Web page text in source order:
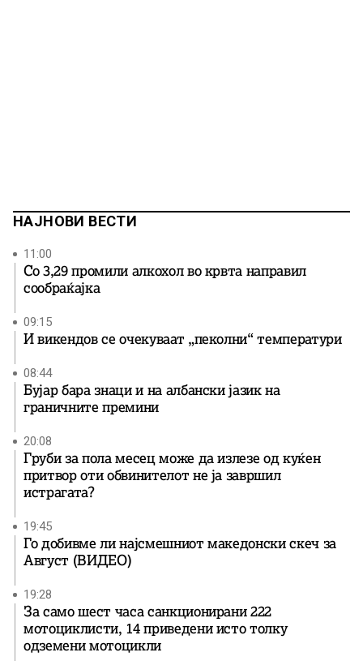
НАЈНОВИ ВЕСТИ
11:00
Со 3,29 промили алкохол во крвта направил
сообраќајка
09:15
И викендов се очекуваат „пеколни“ температури
08:44
Бујар бара знаци и на албански јазик на
граничните премини
20:08
Груби за пола месец може да излезе од куќен
притвор оти обвинителот не ја завршил
истрагата?
19:45
Го добивме ли најсмешниот македонски скеч за
Август (ВИДЕО)
19:28
За само шест часа санкционирани 222
мотоциклисти, 14 приведени исто толку
одземени мотоцикли